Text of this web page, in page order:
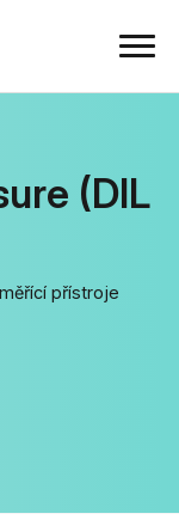
(DIL
přístroje